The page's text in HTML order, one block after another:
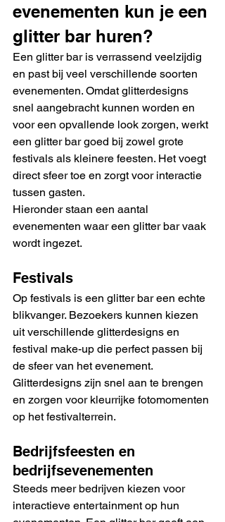
evenementen kun je een
glitter bar huren?
Een glitter bar is verrassend veelzijdig
en past bij veel verschillende soorten
evenementen. Omdat glitterdesigns
snel aangebracht kunnen worden en
voor een opvallende look zorgen, werkt
een glitter bar goed bij zowel grote
festivals als kleinere feesten. Het voegt
direct sfeer toe en zorgt voor interactie
tussen gasten.
Hieronder staan een aantal
evenementen waar een glitter bar vaak
wordt ingezet.
Festivals
Op festivals is een glitter bar een echte
blikvanger. Bezoekers kunnen kiezen
uit verschillende glitterdesigns en
festival make-up die perfect passen bij
de sfeer van het evenement.
Glitterdesigns zijn snel aan te brengen
en zorgen voor kleurrijke fotomomenten
op het festivalterrein.
Bedrijfsfeesten en
bedrijfsevenementen
Steeds meer bedrijven kiezen voor
interactieve entertainment op hun